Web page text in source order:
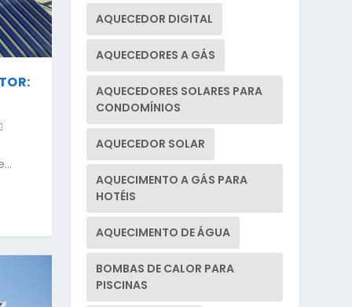
AQUECEDOR DIGITAL
AQUECEDORES A GÁS
AQUECEDORES SOLARES PARA
CONDOMÍNIOS
AQUECEDOR SOLAR
AQUECIMENTO A GÁS PARA
HOTÉIS
AQUECIMENTO DE ÁGUA
BOMBAS DE CALOR PARA
PISCINAS